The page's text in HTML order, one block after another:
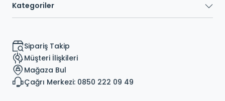
Kategoriler
Sipariş Takip
Müşteri İlişkileri
Mağaza Bul
Çağrı Merkezi: 0850 222 09 49